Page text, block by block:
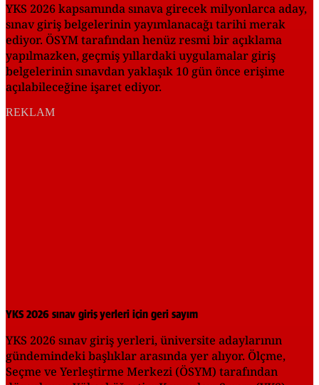
YKS 2026 kapsamında sınava girecek milyonlarca aday,
sınav giriş belgelerinin yayımlanacağı tarihi merak
ediyor. ÖSYM tarafından henüz resmi bir açıklama
yapılmazken, geçmiş yıllardaki uygulamalar giriş
belgelerinin sınavdan yaklaşık 10 gün önce erişime
açılabileceğine işaret ediyor.
REKLAM
YKS 2026 sınav giriş yerleri için geri sayım
YKS 2026 sınav giriş yerleri, üniversite adaylarının
gündemindeki başlıklar arasında yer alıyor. Ölçme,
Seçme ve Yerleştirme Merkezi (ÖSYM) tarafından